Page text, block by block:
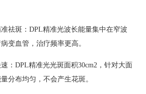
斑：DPL精准光波长能量集中在窄波
变血管，治疗频率更高。
DPL精准光光斑面积30cm2，针对大面
分布均匀，不会产生花斑。